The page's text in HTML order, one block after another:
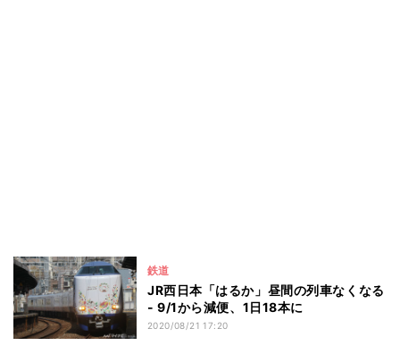
鉄道
JR西日本「はるか」昼間の列車なくなる
- 9/1から減便、1日18本に
2020/08/21 17:20